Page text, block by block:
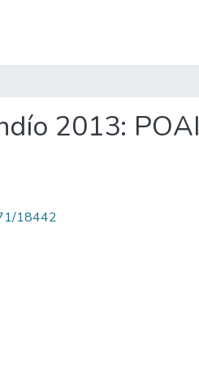
2013: POAI
18442